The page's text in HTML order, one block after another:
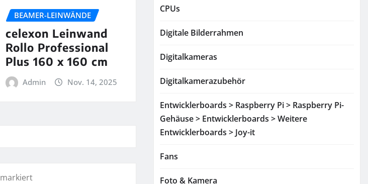
BEAMER-LEINWÄNDE
celexon Leinwand
Rollo Professional
Plus 160 x 160 cm
Admin Nov. 14, 2025
markiert
CPUs
Digitale Bilderrahmen
Digitalkameras
Digitalkamerazubehör
Entwicklerboards > Raspberry Pi > Raspberry Pi-
Gehäuse > Entwicklerboards > Weitere
Entwicklerboards > Joy-it
Fans
Foto & Kamera